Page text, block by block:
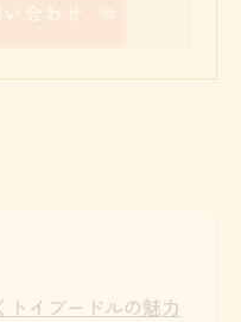
イプードルの魅力